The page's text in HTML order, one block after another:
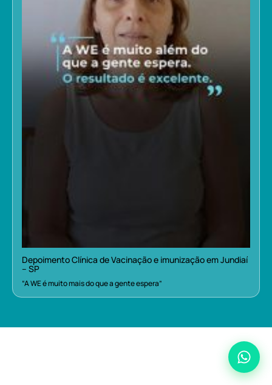
Depoimento Clínica de Vacinação e imunização em Jundiaí
– SP
“A WE é muito mais do que a gente espera”